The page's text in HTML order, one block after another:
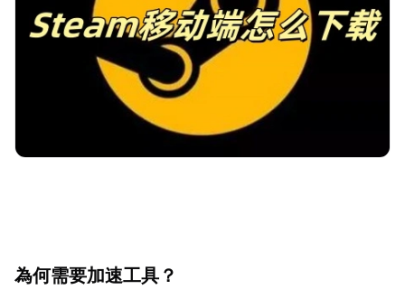
為何需要加速工具？